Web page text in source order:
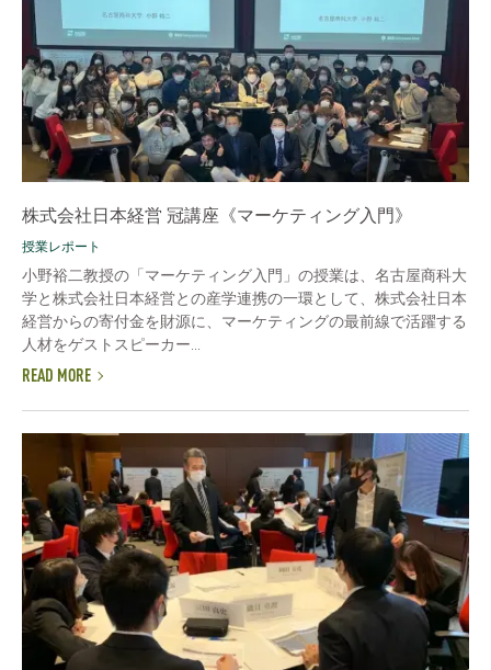
株式会社日本経営 冠講座《マーケティング入門》
授業レポート
小野裕二教授の「マーケティング入門」の授業は、名古屋商科大
学と株式会社日本経営との産学連携の一環として、株式会社日本
経営からの寄付金を財源に、マーケティングの最前線で活躍する
人材をゲストスピーカー...
READ MORE